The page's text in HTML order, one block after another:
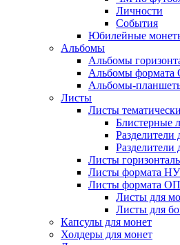
Личности
События
Юбилейные
Альбомы
Альбомы
Альбомы формата
Альбомы-
Листы
Листы
Блистерные
Разделители
Разделители
Листы
Листы формата
Листы формата
Листы для
Листы для
Капсулы для монет
Холдеры для монет